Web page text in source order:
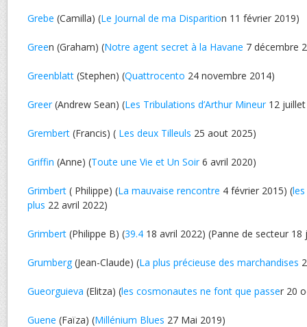
Grebe (Camilla) (Le Journal de ma Disparition 11 février 2019)
Green (Graham) (Notre agent secret à la Havane 7 décembre
Greenblatt (Stephen) (Quattrocento 24 novembre 2014)
Greer(Andrew Sean) (Les Tribulations d’Arthur Mineur12 juillet
Grembert (Francis) ( Les deux Tilleuls 25 aout 2025)
Griffin (Anne) (Toute une Vie et Un Soir6 avril 2020)
Grimbert ( Philippe) (La mauvaise rencontre 4 février 2015) (
plus 22 avril 2022)
Grimbert (Philippe B) (39.4 18 avril 2022) (Panne de secteur 18
Grumberg(Jean-Claude) (La plus précieuse des marchandises
Gueorguieva (Elitza) (les cosmonautes ne font que passer 20
Guene (Faïza) (Millénium Blues 27 Mai 2019)